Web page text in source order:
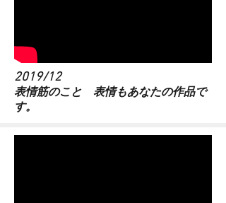
2019/12
表情筋のこと 表情もあなたの作品で
す。